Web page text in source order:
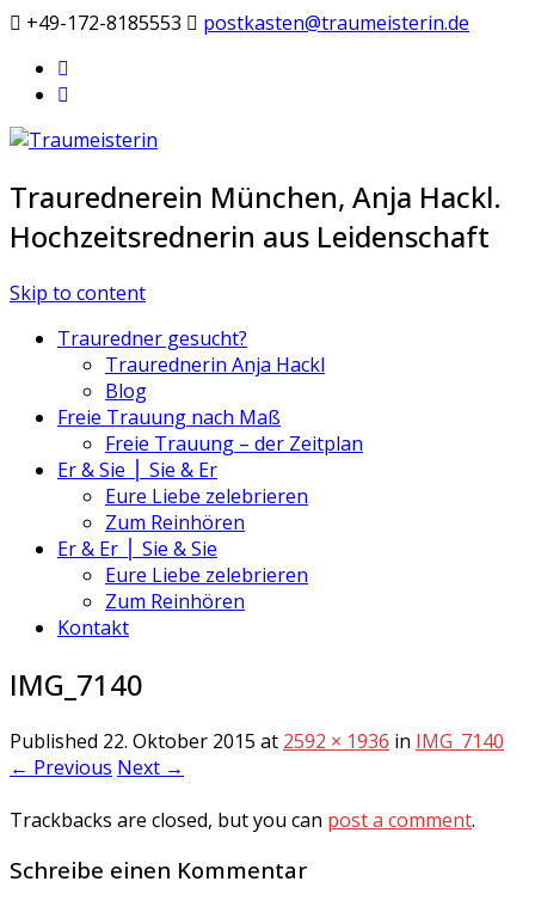
+49-172-­8185553 postkasten@traumeisterin.de
Traurednerein München, Anja Hackl.
Hochzeitsrednerin aus Leidenschaft
Skip to content
Trauredner gesucht?
Traurednerin Anja Hackl
Blog
Freie Trauung nach Maß
Freie Trauung – der Zeitplan
Er & Sie ⎪ Sie & Er
Eure Liebe zelebrieren
Zum Reinhören
Er & Er ⎪ Sie & Sie
Eure Liebe zelebrieren
Zum Reinhören
Kontakt
IMG_7140
Published 22. Oktober 2015 at 2592 × 1936 in IMG_7140
← Previous Next →
Trackbacks are closed, but you can post a comment.
Schreibe einen Kommentar